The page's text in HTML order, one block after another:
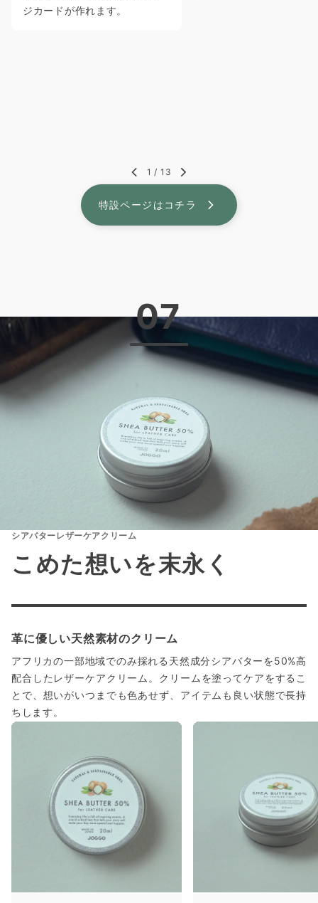
ジカードが作れます。
1 / 13
特設ページはコチラ
07
シアバターレザーケアクリーム
こめた想いを末永く
革に優しい天然素材のクリーム
アフリカの一部地域でのみ採れる天然成分シアバターを50%高
配合したレザーケアクリーム。クリームを塗ってケアをするこ
とで、想いがいつまでも色あせず、アイテムも良い状態で長持
ちします。